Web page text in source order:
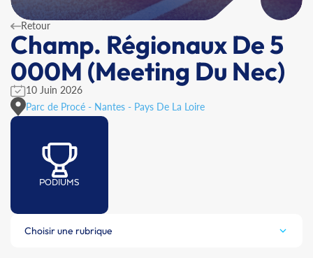
Retour
Champ. Régionaux De 5
000M (Meeting Du Nec)
10 Juin 2026
Parc de Procé - Nantes - Pays De La Loire
PODIUMS
Choisir une rubrique